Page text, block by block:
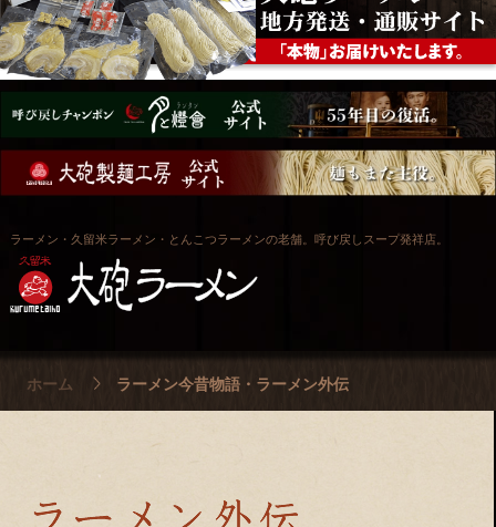
ラーメン・久留米ラーメン・とんこつラーメンの老舗。呼び戻しスープ発祥店。
ホーム ラーメン今昔物語・ラーメン外伝